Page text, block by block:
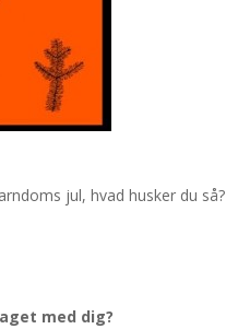
jul, hvad husker du så?
med dig?